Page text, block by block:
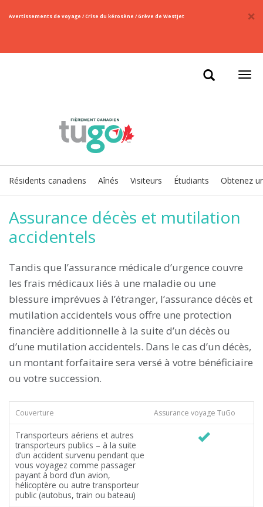
×
​Avertissements de voyage / Crise du kérosène / Grève de WestJet
Résidents canadiens Aînés Visiteurs Étudiants Obtenez
Assurance décès et mutilation
accidentels
Tandis que l’assurance médicale d’urgence couvre
les frais médicaux liés à une maladie ou une
blessure imprévues à l’étranger, l’assurance décès et
mutilation accidentels vous offre une protection
financière additionnelle à la suite d’un décès ou
d’une mutilation accidentels. Dans le cas d’un décès,
un montant forfaitaire sera versé à votre bénéficiaire
ou votre succession.
Couverture Assurance voyage TuGo
Transporteurs aériens et autres
transporteurs publics – à la suite
d’un accident survenu pendant que
vous voyagez comme passager
payant à bord d’un avion,
hélicoptère ou autre transporteur
public (autobus, train ou bateau)